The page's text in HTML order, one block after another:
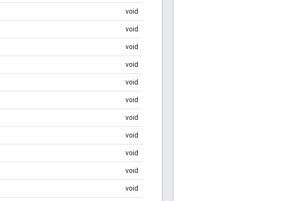
void
void
void
void
void
void
void
void
void
void
void